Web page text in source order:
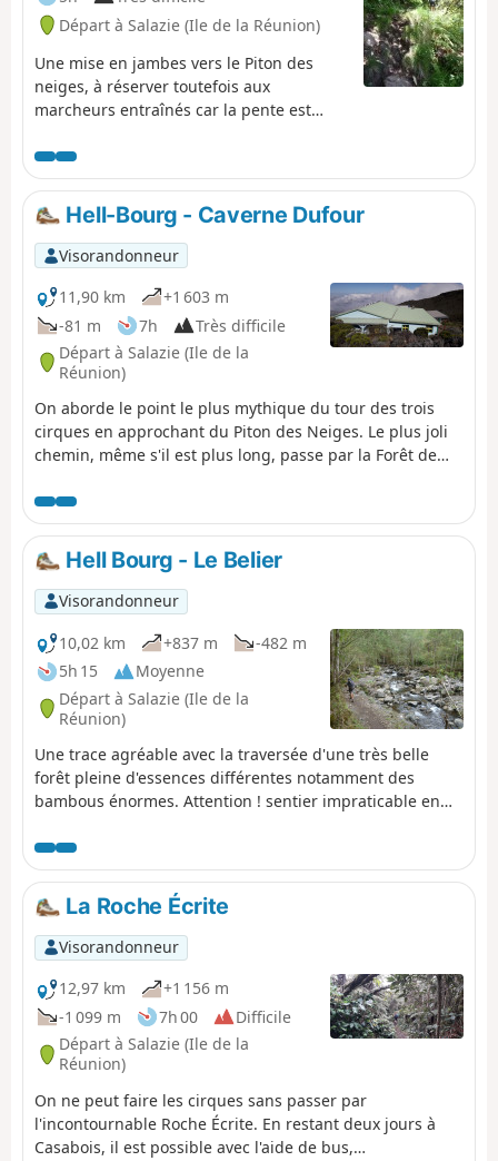
Départ à Salazie (Ile de la Réunion)
Une mise en jambes vers le Piton des
neiges, à réserver toutefois aux
marcheurs entraînés car la pente est
Hell-Bourg - Caverne Dufour
Visorandonneur
11,90 km
+1 603 m
-81 m
7h
Très difficile
Départ à Salazie (Ile de la
Réunion)
On aborde le point le plus mythique du tour des trois
cirques en approchant du Piton des Neiges. Le plus joli
chemin, même s'il est plus long, passe par la Forêt de
Neiges et tout son environnement montagneux, et la
forêt primaire aux arbres torturés et à la végétation folle.
En arrivant vers la Caverne Dufour, magnifique vue sur le
volcan de la Fournaise et les autres cratères.
Hell Bourg - Le Belier
Visorandonneur
10,02 km
+837 m
-482 m
5h 15
Moyenne
Départ à Salazie (Ile de la
Réunion)
Une trace agréable avec la traversée d'une très belle
forêt pleine d'essences différentes notamment des
bambous énormes. Attention ! sentier impraticable en
La Roche Écrite
Visorandonneur
12,97 km
+1 156 m
-1 099 m
7h 00
Difficile
Départ à Salazie (Ile de la
Réunion)
On ne peut faire les cirques sans passer par
l'incontournable Roche Écrite. En restant deux jours à
Casabois, il est possible avec l'aide de bus,